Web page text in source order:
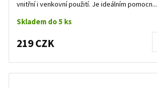
vnitřní i venkovní použití. Je ideálním pomocn...
Skladem do 5 ks
219 CZK